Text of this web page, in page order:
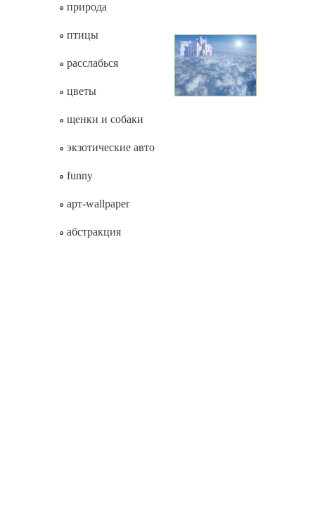
природа
птицы
расслабься
цветы
щенки и собаки
экзотические авто
funny
арт-wallpaper
абстракция